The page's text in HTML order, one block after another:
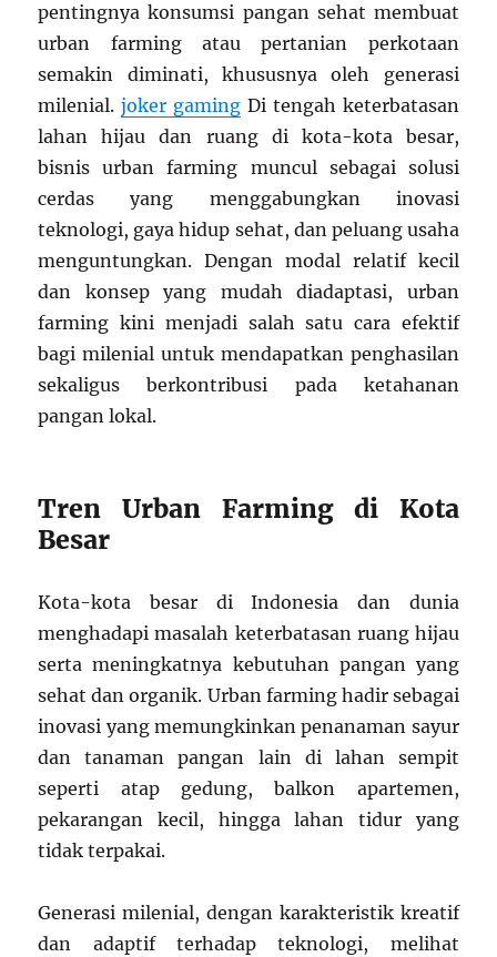
pentingnya konsumsi pangan sehat membuat
urban farming atau pertanian perkotaan
semakin diminati, khususnya oleh generasi
milenial.joker gaming Di tengah keterbatasan
lahan hijau dan ruang di kota-kota besar,
bisnis urban farming muncul sebagai solusi
cerdas yang menggabungkan inovasi
teknologi, gaya hidup sehat, dan peluang usaha
menguntungkan. Dengan modal relatif kecil
dan konsep yang mudah diadaptasi, urban
farming kini menjadi salah satu cara efektif
bagi milenial untuk mendapatkan penghasilan
sekaligus berkontribusi pada ketahanan
pangan lokal.
Tren Urban Farming di Kota
Besar
Kota-kota besar di Indonesia dan dunia
menghadapi masalah keterbatasan ruang hijau
serta meningkatnya kebutuhan pangan yang
sehat dan organik. Urban farming hadir sebagai
inovasi yang memungkinkan penanaman sayur
dan tanaman pangan lain di lahan sempit
seperti atap gedung, balkon apartemen,
pekarangan kecil, hingga lahan tidur yang
tidak terpakai.
Generasi milenial, dengan karakteristik kreatif
dan adaptif terhadap teknologi, melihat